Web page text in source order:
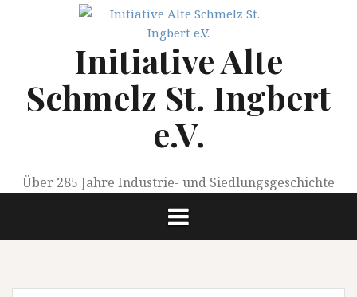
Initiative Alte
Schmelz St. Ingbert
e.V.
Über 285 Jahre Industrie- und Siedlungsgeschichte